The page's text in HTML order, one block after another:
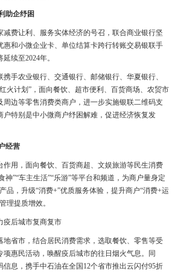
助企纾困
减费让利、服务实体经济的号召，联合商业银行坚
惠和小微企业卡、单位结算卡跨行转账交易银联手
续至2024年。
手农业银行、交通银行、邮储银行、华夏银行、
火计划”，面向餐饮、超市便利、百货商场、农贸市
周边等零售消费类商户，进一步实施银联二维码支
户特别是中小微商户纾困解难，促进经济恢复发
经营
作用，面向餐饮、百货商超、文娱旅游等民生消费
神”“车主生活”“乐游”等平台和频道，为商户量身定
品，升级“消费+”优质服务体验，提升商户“消费+运
理提质增效。
疫后城市复商复市
地省市，结合居民消费需求，选取餐饮、零售等受
惠民活动，唤醒疫后城市的往日烟火气息。同
信息，携手中石油在全国12个省市推出云闪付95折